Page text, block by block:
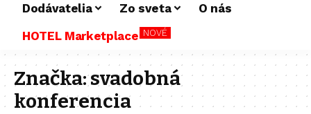
Dodávatelia
Zo sveta
O nás
HOTEL Marketplace NOVÉ
Značka:svadobná
konferencia